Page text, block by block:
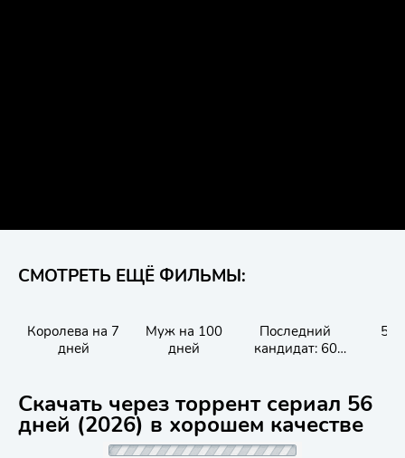
СМОТРЕТЬ ЕЩЁ ФИЛЬМЫ:
Королева на 7
дней
Муж на 100
дней
Последний
кандидат: 60
56
Скачать через торрент сериал 56
дней (2026) в хорошем качестве